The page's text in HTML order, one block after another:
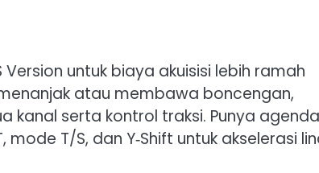
untuk biaya akuisisi lebih ramah
atau membawa boncengan,
kanal serta kontrol traksi. Punya agenda
T/S, dan Y‑Shift untuk akselerasi